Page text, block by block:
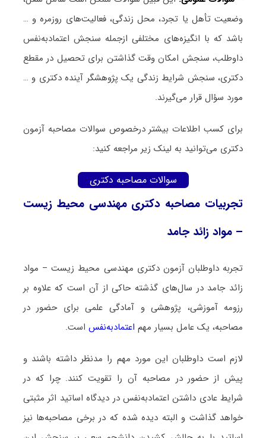
وضعیت تأهل یا تجرد، محل زندگی، فعالیت‌های روزمره و …
باشد که با انگیزه‌های مختلفی ازجمله سنجش اعتمادبه‌نفس
داوطلب، سنجش امکان وقت گذاشتن برای تحصیل در مقطع
دکتری، سنجش شرایط زندگی یک پژوهشگر آینده دکتری و …
مورد سؤال قرار می‌گیرند.
برای کسب اطلاعات بیشتر درخصوص سوالات مصاحبه آزمون
دکتری می‌توانید به لینک زیر مراجعه کنید:
سوالات مصاحبه دکتری
تجربیات مصاحبه دکتری مهندسی محیط‌ زیست
– مواد زائد جامد
تجربه داوطلبان آزمون دکتری مهندسی محیط‌ زیست – مواد
زائد جامد در سال‌های گذشته حاکی از آن است که علاوه بر
رزومه آموزشی، پژوهشی و آمادگی علمی برای حضور در
مصاحبه، یک عامل بسیار مهم اعتمادبه‌نفساست.
لازم است داوطلبان این مورد مهم را مدنظر داشته باشند و
پیش از حضور در مصاحبه آن را تقویت کنند. چرا که در
شرایط عادی داشتن اعتمادبه‌نفس در دیدگاه اساتید اثر مثبتی
خواهد گذاشت و البته دیده شده که در برخی مصاحبه‌ها نیز